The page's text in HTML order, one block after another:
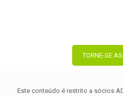
TORNE-SE
Este conteúdo é restrito a sócios